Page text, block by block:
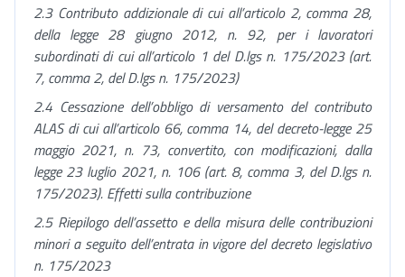
2.3 Contributo addizionale di cui all’articolo 2, comma 28,
della legge 28 giugno 2012, n. 92, per i lavoratori
subordinati di cui all’articolo 1 del D.lgs n. 175/2023 (art.
7, comma 2, del D.lgs n. 175/2023)
2.4 Cessazione dell’obbligo di versamento del contributo
ALAS di cui all’articolo 66, comma 14, del decreto-legge 25
maggio 2021, n. 73, convertito, con modificazioni, dalla
legge 23 luglio 2021, n. 106 (art. 8, comma 3, del D.lgs n.
175/2023). Effetti sulla contribuzione
2.5 Riepilogo dell’assetto e della misura delle contribuzioni
minori a seguito dell’entrata in vigore del decreto legislativo
n. 175/2023